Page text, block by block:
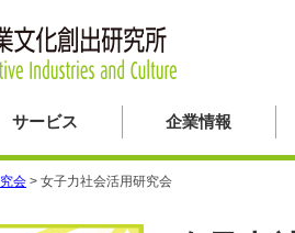
サービス 企業情報
会 > 女子力社会活用研究会